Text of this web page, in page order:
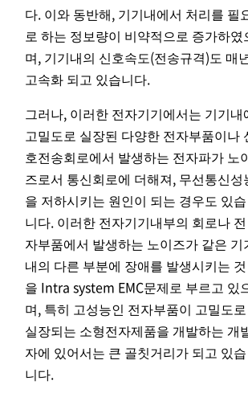
다. 이와 동반해, 기기내에서 처리를 필
로 하는 정보량이 비약적으로 증가하였
며, 기기내의 신호속도(전송규격)도 매
고속화 되고 있습니다.
그러나, 이러한 전자기기에서는 기기내
고밀도로 실장된 다양한 전자부품이나
호전송회로에서 발생하는 전자파가 노
즈로서 통신회로에 더해져, 무선통신성
을 저하시키는 원인이 되는 경우도 있습
니다. 이러한 전자기기내부의 회로나 전
자부품에서 발생하는 노이즈가 같은 기
내의 다른 부분에 장애를 발생시키는 것
을 Intra system EMC문제로 부르고 있
며, 특히 고성능인 전자부품이 고밀도로
실장되는 소형전자제품을 개발하는 개
자에 있어서는 큰 골칫거리가 되고 있습
니다.